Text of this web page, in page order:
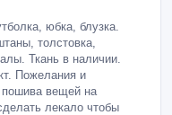
юбка, блузка.
толстовка,
Ткань в наличии.
Пожелания и
вещей на
лекало чтобы